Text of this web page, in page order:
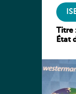
Titre
État